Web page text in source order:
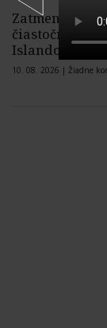
Zatmenie
čiastočné, nad
Islandom úplné
10. 08. 2026 | Žiadne